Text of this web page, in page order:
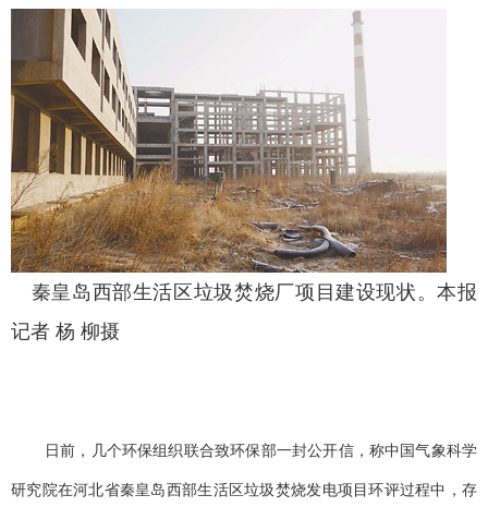
秦皇岛西部生活区垃圾焚烧厂项目建设现状。本报
记者 杨 柳摄
日前，几个环保组织联合致环保部一封公开信，称中国气象科学
研究院在河北省秦皇岛西部生活区垃圾焚烧发电项目环评过程中，存